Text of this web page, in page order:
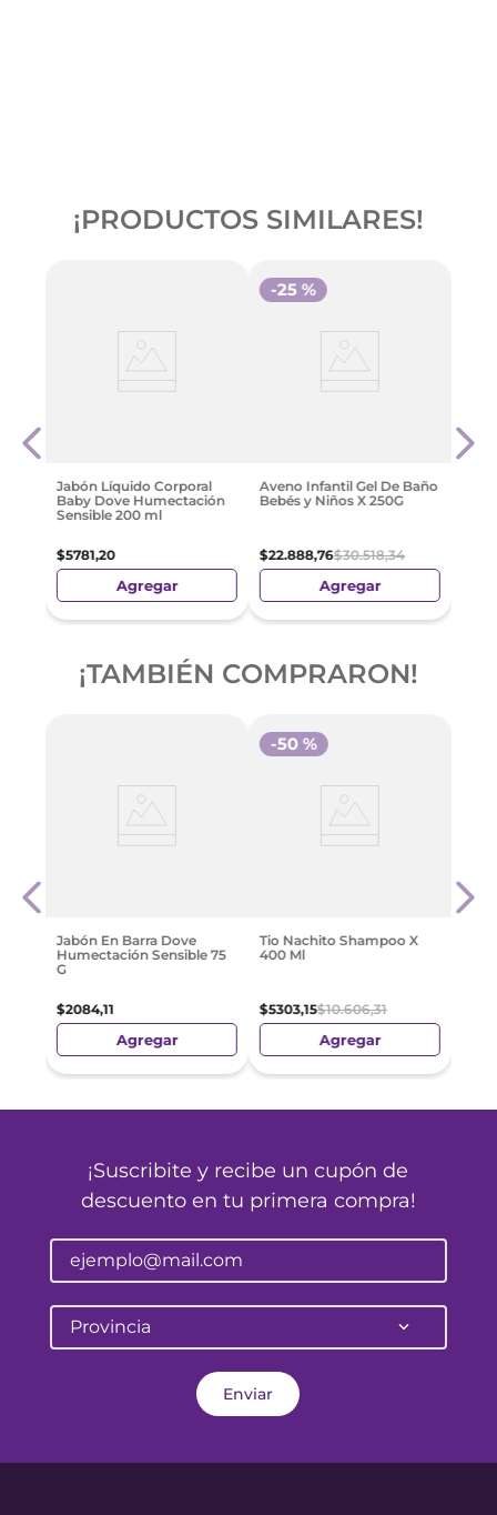
¡PRODUCTOS SIMILARES!
Jabón Líquido Corporal
Baby Dove Humectación
Sensible 200 ml
$5781,20
Agregar
Aveno Infantil Gel De Baño
Bebés y Niños X 250G
$22.888,76$30.518,34
-25 %
Agregar
Gr
¡TAMBIÉN COMPRARON!
Jabón En Barra Dove
Humectación Sensible 75
G
$2084,11
Agregar
Tio Nachito Shampoo X
400 Ml
$5303,15$10.606,31
-50 %
Agregar
Gr
¡Suscribite y recibe un cupón de
descuento en tu primera compra!
Provincia
Enviar